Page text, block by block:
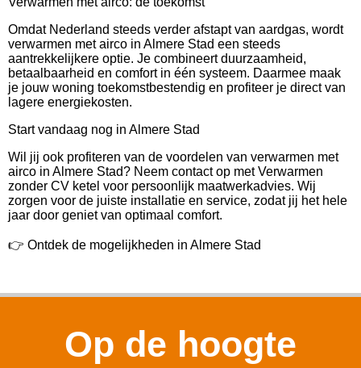
Omdat Nederland steeds verder afstapt van aardgas, wordt
verwarmen met airco in Almere Stad een steeds
aantrekkelijkere optie. Je combineert duurzaamheid,
betaalbaarheid en comfort in één systeem. Daarmee maak
je jouw woning toekomstbestendig en profiteer je direct van
lagere energiekosten.
Start vandaag nog in Almere Stad
Wil jij ook profiteren van de voordelen van verwarmen met
airco in Almere Stad? Neem contact op met Verwarmen
zonder CV ketel voor persoonlijk maatwerkadvies. Wij
zorgen voor de juiste installatie en service, zodat jij het hele
jaar door geniet van optimaal comfort.
👉 Ontdek de mogelijkheden in Almere Stad
Op de hoogte